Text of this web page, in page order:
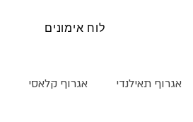
לוח אימונים
אגרוף תאילנדי אגרוף קלאסי